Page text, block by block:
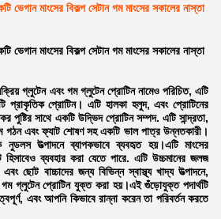
ভেগান মাংসের বিকল্প সেটান গম মাংসের সকালের নাস্তা
ভেগান মাংসের বিকল্প সেটান গম মাংসের সকালের নাস্তা
গ্লুটেন এবং গম গ্লুটেন প্রোটিন নামেও পরিচিত, এটি
প্রাকৃতিক প্রোটিন। এটি হালকা হলুদ, এবং প্রোটিনের
পুষ্টির সাথে একটি উদ্ভিদ প্রোটিন সম্পদ. এটি সান্দ্রতা,
গঠন এবং ফ্যাট শোষণ সহ একটি ভাল পাত্র উন্নতকারী।
উত্পাদনে ব্যাপকভাবে ব্যবহৃত হয়।এটি মাংসের
ব্যবহার করা যেতে পারে. এটি উচ্চমানের জলজ
ছোট বাচ্চাদের জন্য বিভিন্ন স্বাস্থ্য খাদ্য উত্পাদনে,
গ্লুটেন প্রোটিন যুক্ত করা হয়।এই গুঁড়োযুক্ত পদার্থটি
এবং আপনি কিভাবে রান্না করেন তা পরিবর্তন করতে